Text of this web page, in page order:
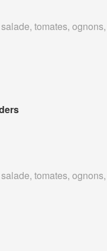
tomates,
tomates,